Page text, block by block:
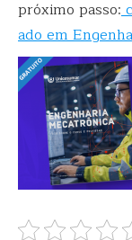
próximo passo:
ado em